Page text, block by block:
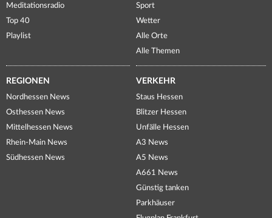
Meditationsradio
Top 40
Playlist
Sport
Wetter
Alle Orte
Alle Themen
REGIONEN
Nordhessen News
Osthessen News
Mittelhessen News
Rhein-Main News
Südhessen News
VERKEHR
Staus Hessen
Blitzer Hessen
Unfälle Hessen
A3 News
A5 News
A661 News
Günstig tanken
Parkhäuser